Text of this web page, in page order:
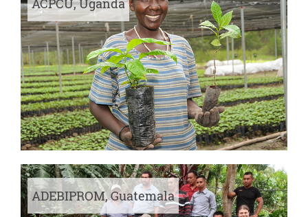
ACPCU, Uganda
ADEBIPROM, Guatemala